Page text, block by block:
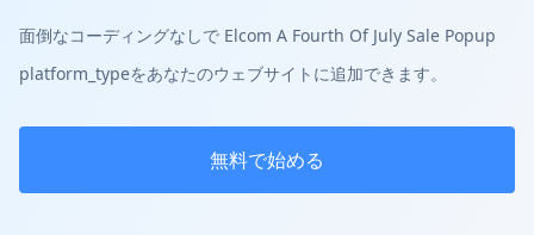
面倒なコーディングなしで Elcom A Fourth Of July Sale Popup
platform_typeをあなたのウェブサイトに追加できます。
無料で始める